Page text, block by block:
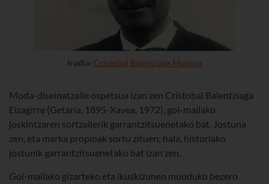
Irudia: Cristobal Balenciaga Museoa
Moda-diseinatzaile ospetsua izan zen Cristobal Balentziaga
Eizagirre (Getaria, 1895-Xavea, 1972), goi-mailako
joskintzaren sortzailerik garrantzitsuenetako bat. Jostuna
zen, eta marka propioak sortu zituen; hala, historiako
jostunik garrantzitsuenetako bat izan zen.
Goi-mailako gizarteko eta ikuskizunen munduko bezero